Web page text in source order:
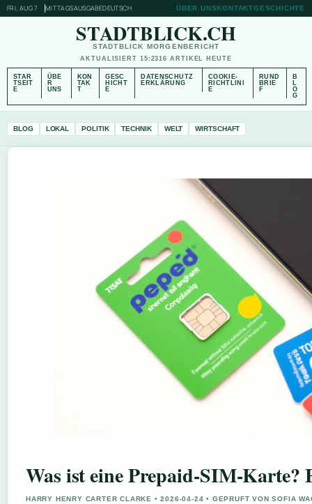
FRI, AUG 7 MITTAGSAUSGABEDEUTSCH ÜBER UNSKONTAKTGESCHICHTE
STADTBLICK.CH
STADTBLICK MORGENBERICHT
AKTUALISIERT 15:2316 ARTIKEL HEUTE
STAR
TSEIT
E
ÜBE
R
UNS
KON
TAK
T
GESC
HICHT
E
DATENSCHUTZ
ERKLÄRUNG
COOKIE-
RICHTLINI
E
RUND
BRIE
F
B
L
O
G
BLOG LOKAL POLITIK TECHNIK WELT WIRTSCHAFT
Was ist eine Prepaid-SIM-
HARRY HENRY CARTER CLARKE • 2026-04-24 • GEPRUFT VON SOFIA